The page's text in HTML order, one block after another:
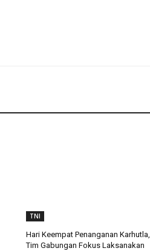
TNI
Hari Keempat Penanganan Karhutla,
Tim Gabungan Fokus Laksanakan